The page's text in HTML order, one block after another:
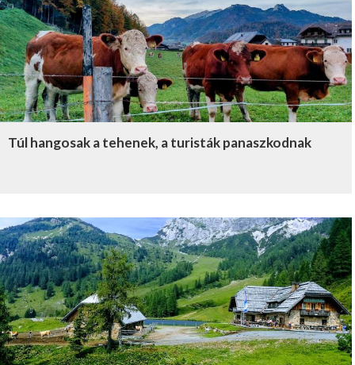
Túl hangosak a tehenek, a turisták panaszkodnak